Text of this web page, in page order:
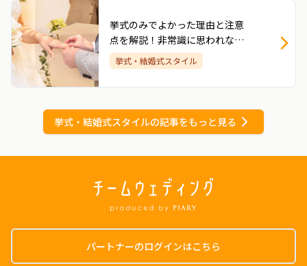
挙式のみでよかった理由と注意
点を解説！非常識に思われない
ためのコツもご紹介
挙式・結婚式スタイル
挙式・結婚式スタイルの記事をもっと見る
パートナーのログインはこちら